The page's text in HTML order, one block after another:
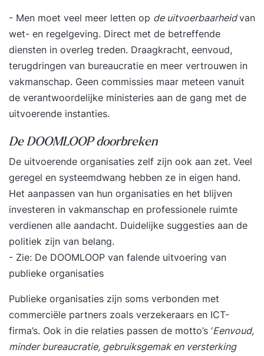
- Men moet veel meer letten op de uitvoerbaarheidvan
wet- en regelgeving. Direct met de betreffende
diensten in overleg treden. Draagkracht, eenvoud,
terugdringen van bureaucratie en meer vertrouwen in
vakmanschap. Geen commissies maar meteen vanuit
de verantwoordelijke ministeries aan de gang met de
uitvoerende instanties.
De DOOMLOOP doorbreken
De uitvoerende organisaties zelf zijn ook aan zet. Veel
geregel en systeemdwang hebben ze in eigen hand.
Het aanpassen van hun organisaties en het blijven
investeren in vakmanschap en professionele ruimte
verdienen alle aandacht. Duidelijke suggesties aan de
politiek zijn van belang.
- Zie: De DOOMLOOP van falende uitvoering van
publieke organisaties
Publieke organisaties zijn soms verbonden met
commerciële partners zoals verzekeraars en ICT-
firma’s. Ook in die relaties passen de motto’s ‘Eenvoud,
minder bureaucratie, gebruiksgemak en versterking